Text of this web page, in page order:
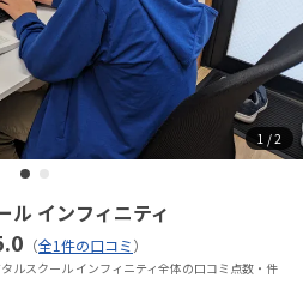
1 / 2
ル インフィニティ
（全1件の口コミ）
ルスクール インフィニティ全体の口コミ点数・件